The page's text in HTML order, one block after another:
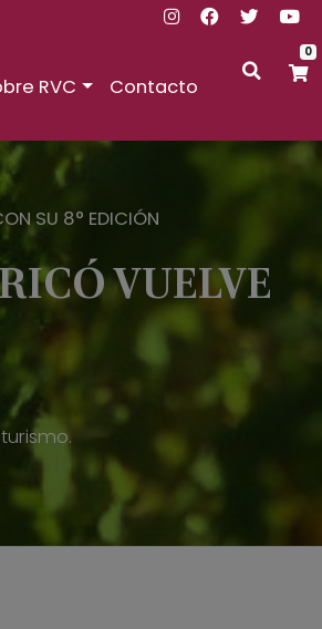
RVC Contacto
0
SU 8° EDICIÓN
VUELVE